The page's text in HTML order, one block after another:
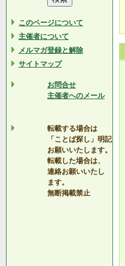
このページについて
主催者について
メルマガ登録と解除
サイトマップ
お問合せ
主催者へのメール
転載する場合は
「ことば探し」明記
お願いいたします。
転載した場合は、
連絡お願いいたし
ます。
無断掲載禁止